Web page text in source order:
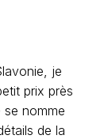
je
prix près
se nomme
de la